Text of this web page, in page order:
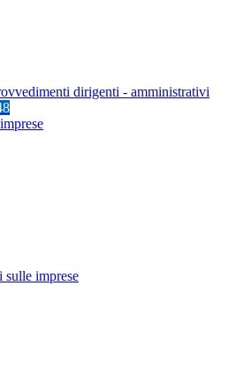
dirigenti - amministrativi
sulle imprese